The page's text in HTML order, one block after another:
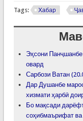
Tags: Хабар
Эҳсони Панҷшанбе
овард
Сарбози Ватан
Дар Душанбе
хизмати ҳарбӣ
Бо мақсади
соҳибмаърифат ва